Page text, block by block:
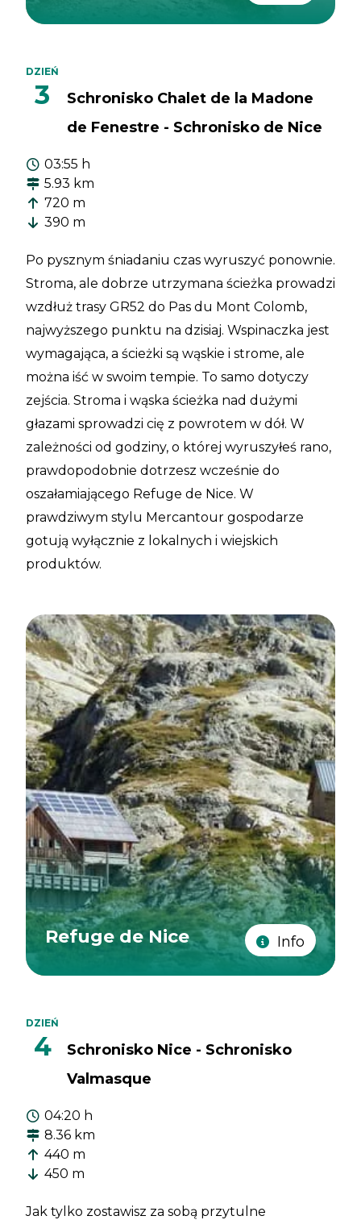
DZIEŃ
3
Schronisko Chalet de la Madone
de Fenestre - Schronisko de Nice
03:55 h
5.93 km
720 m
390 m
Po pysznym śniadaniu czas wyruszyć ponownie.
Stroma, ale dobrze utrzymana ścieżka prowadzi
wzdłuż trasy GR52 do Pas du Mont Colomb,
najwyższego punktu na dzisiaj. Wspinaczka jest
wymagająca, a ścieżki są wąskie i strome, ale
można iść w swoim tempie. To samo dotyczy
zejścia. Stroma i wąska ścieżka nad dużymi
głazami sprowadzi cię z powrotem w dół. W
zależności od godziny, o której wyruszyłeś rano,
prawdopodobnie dotrzesz wcześnie do
oszałamiającego Refuge de Nice. W
prawdziwym stylu Mercantour gospodarze
gotują wyłącznie z lokalnych i wiejskich
produktów.
Refuge de Nice Info
DZIEŃ
4
Schronisko Nice - Schronisko
Valmasque
04:20 h
8.36 km
440 m
450 m
Jak tylko zostawisz za sobą przytulne